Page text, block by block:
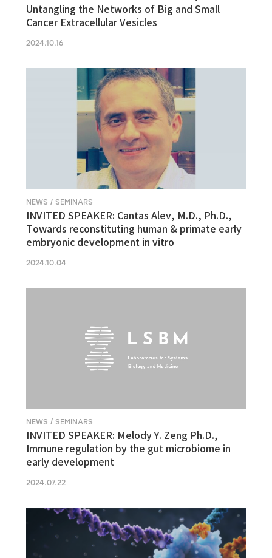
Untangling the Networks of Big and Small
Cancer Extracellular Vesicles
2024.10.16
NEWS / SEMINARS
INVITED SPEAKER: Cantas Alev, M.D., Ph.D.,
Towards reconstituting human & primate early
embryonic development in vitro
2024.10.04
NEWS / SEMINARS
INVITED SPEAKER: Melody Y. Zeng Ph.D.,
Immune regulation by the gut microbiome in
early development
2024.07.22